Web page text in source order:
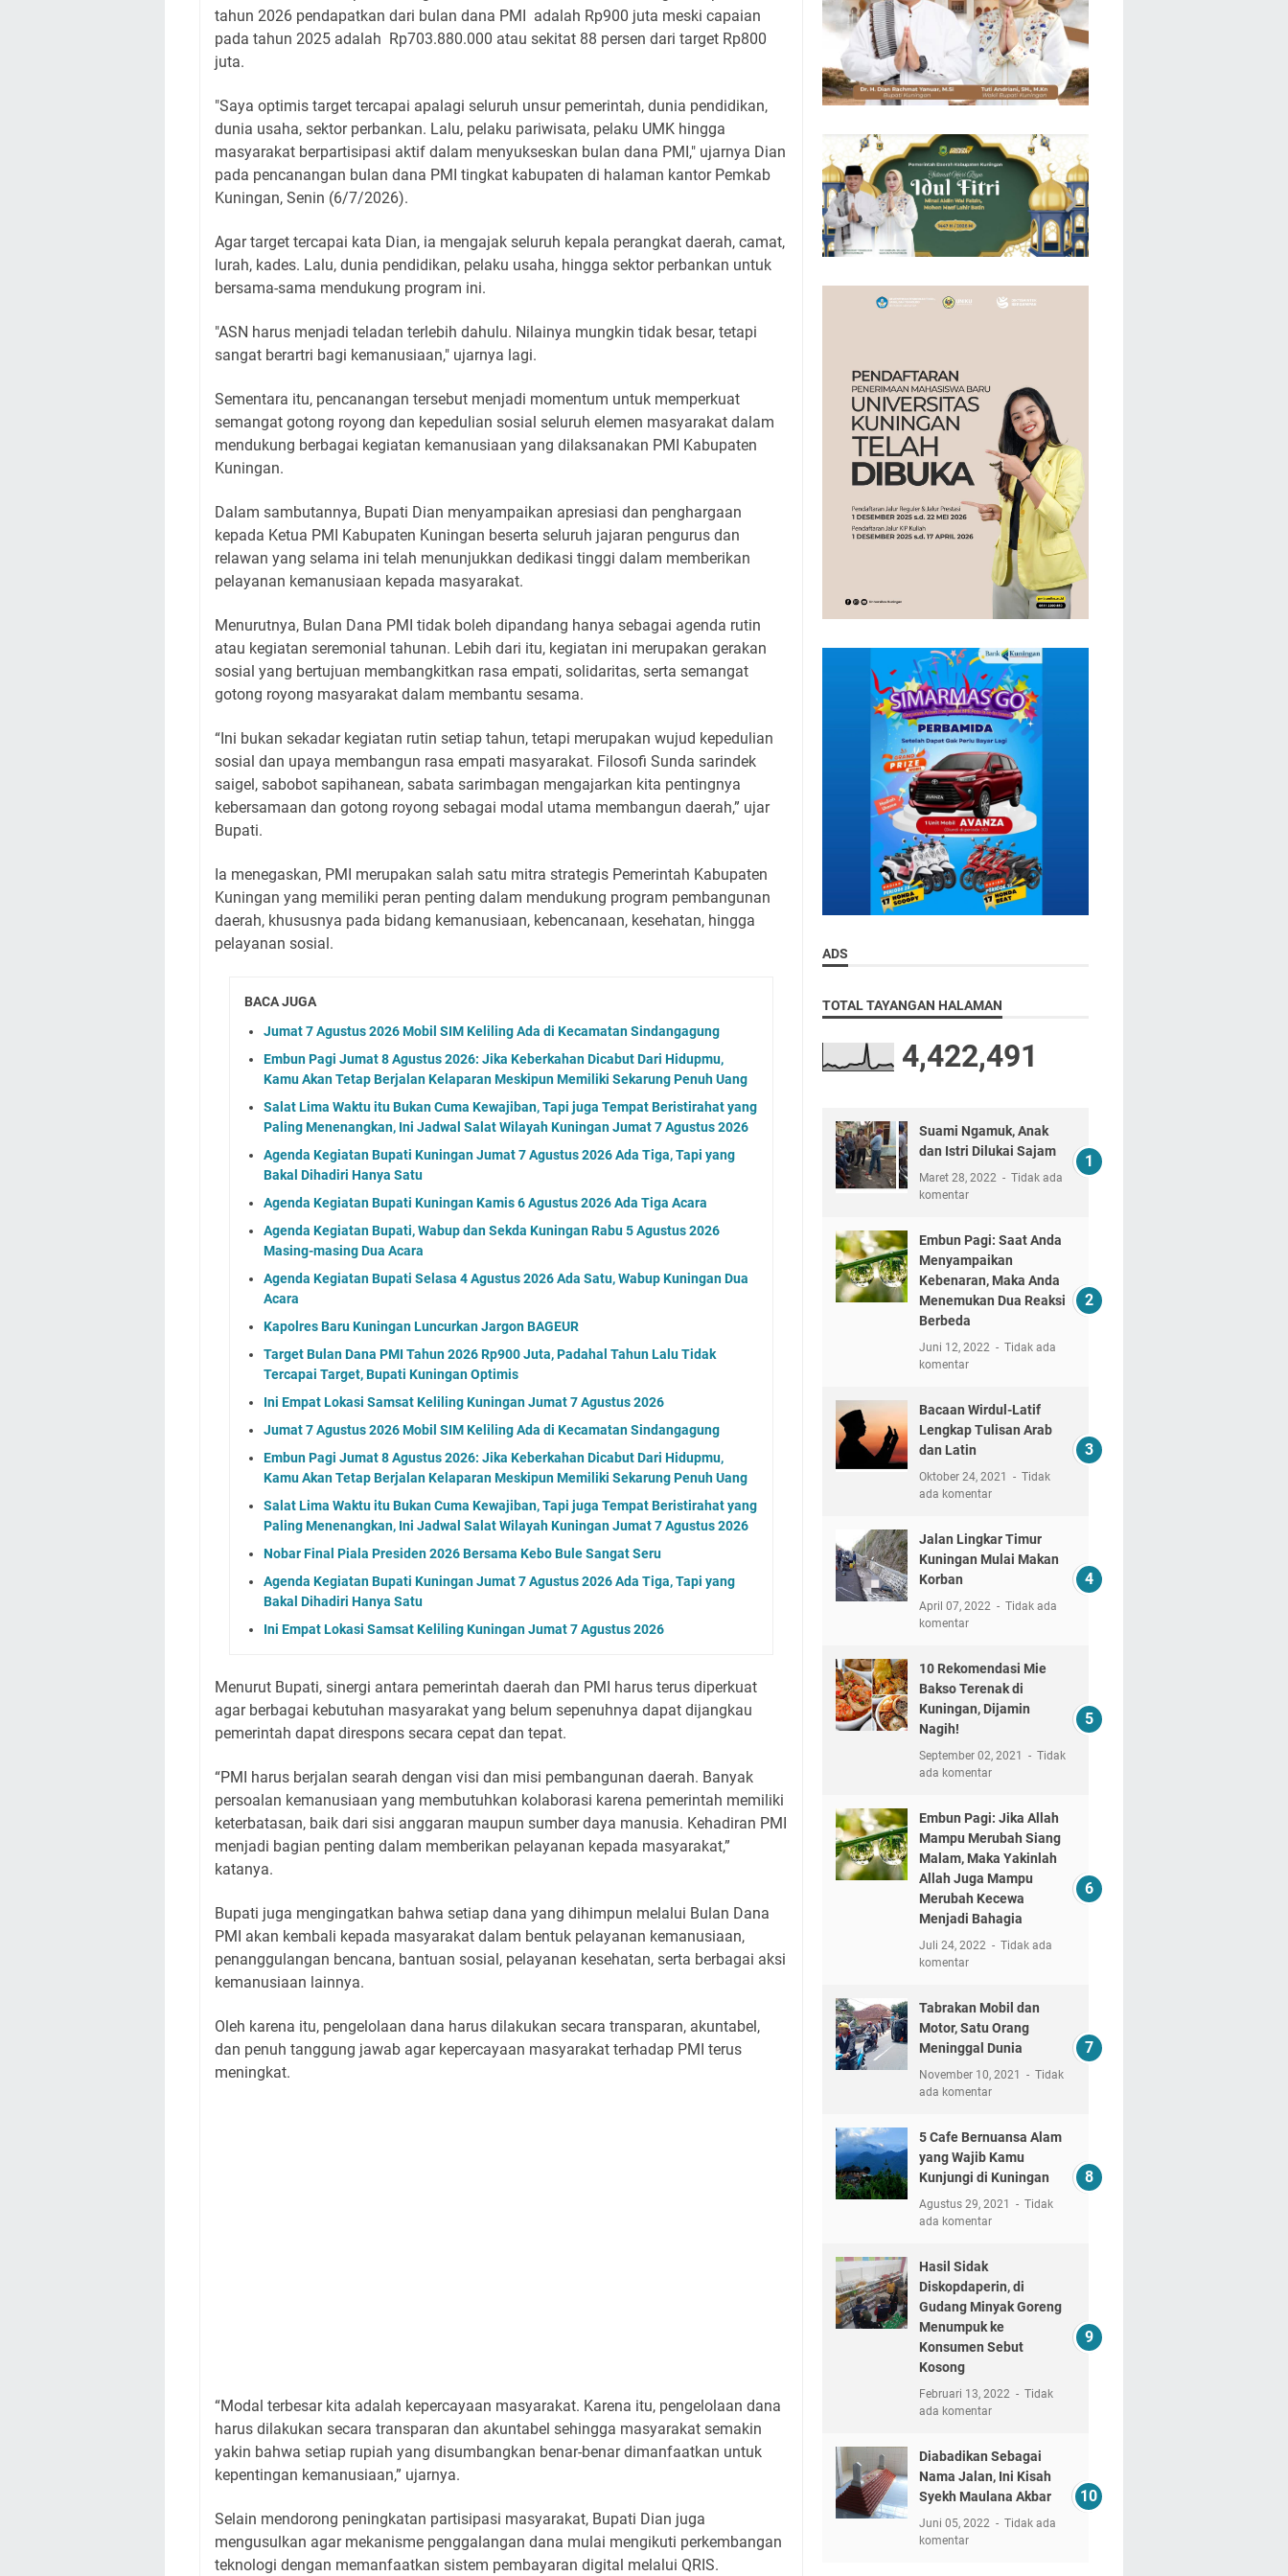
tahun 2026 pendapatkan dari bulan dana PMI adalah Rp900 juta meski capaian
pada tahun 2025 adalah Rp703.880.000 atau sekitat 88 persen dari target Rp800
juta.
"Saya optimis target tercapai apalagi seluruh unsur pemerintah, dunia pendidikan,
dunia usaha, sektor perbankan. Lalu, pelaku pariwisata, pelaku UMK hingga
masyarakat berpartisipasi aktif dalam menyukseskan bulan dana PMI," ujarnya Dian
pada pencanangan bulan dana PMI tingkat kabupaten di halaman kantor Pemkab
Kuningan, Senin (6/7/2026).
Agar target tercapai kata Dian, ia mengajak seluruh kepala perangkat daerah, camat,
lurah, kades. Lalu, dunia pendidikan, pelaku usaha, hingga sektor perbankan untuk
bersama-sama mendukung program ini.
"ASN harus menjadi teladan terlebih dahulu. Nilainya mungkin tidak besar, tetapi
sangat berartri bagi kemanusiaan," ujarnya lagi.
Sementara itu, pencanangan tersebut menjadi momentum untuk memperkuat
semangat gotong royong dan kepedulian sosial seluruh elemen masyarakat dalam
mendukung berbagai kegiatan kemanusiaan yang dilaksanakan PMI Kabupaten
Kuningan.
Dalam sambutannya, Bupati Dian menyampaikan apresiasi dan penghargaan
kepada Ketua PMI Kabupaten Kuningan beserta seluruh jajaran pengurus dan
relawan yang selama ini telah menunjukkan dedikasi tinggi dalam memberikan
pelayanan kemanusiaan kepada masyarakat.
Menurutnya, Bulan Dana PMI tidak boleh dipandang hanya sebagai agenda rutin
atau kegiatan seremonial tahunan. Lebih dari itu, kegiatan ini merupakan gerakan
sosial yang bertujuan membangkitkan rasa empati, solidaritas, serta semangat
gotong royong masyarakat dalam membantu sesama.
“Ini bukan sekadar kegiatan rutin setiap tahun, tetapi merupakan wujud kepedulian
sosial dan upaya membangun rasa empati masyarakat. Filosofi Sunda sarindek
saigel, sabobot sapihanean, sabata sarimbagan mengajarkan kita pentingnya
kebersamaan dan gotong royong sebagai modal utama membangun daerah,” ujar
Bupati.
Ia menegaskan, PMI merupakan salah satu mitra strategis Pemerintah Kabupaten
Kuningan yang memiliki peran penting dalam mendukung program pembangunan
daerah, khususnya pada bidang kemanusiaan, kebencanaan, kesehatan, hingga
pelayanan sosial.
BACA JUGA
Jumat 7 Agustus 2026 Mobil SIM Keliling Ada di Kecamatan Sindangagung
Embun Pagi Jumat 8 Agustus 2026: Jika Keberkahan Dicabut Dari Hidupmu,
Kamu Akan Tetap Berjalan Kelaparan Meskipun Memiliki Sekarung Penuh Uang
Salat Lima Waktu itu Bukan Cuma Kewajiban, Tapi juga Tempat Beristirahat yang
Paling Menenangkan, Ini Jadwal Salat Wilayah Kuningan Jumat 7 Agustus 2026
Agenda Kegiatan Bupati Kuningan Jumat 7 Agustus 2026 Ada Tiga, Tapi yang
Bakal Dihadiri Hanya Satu
Agenda Kegiatan Bupati Kuningan Kamis 6 Agustus 2026 Ada Tiga Acara
Agenda Kegiatan Bupati, Wabup dan Sekda Kuningan Rabu 5 Agustus 2026
Masing-masing Dua Acara
Agenda Kegiatan Bupati Selasa 4 Agustus 2026 Ada Satu, Wabup Kuningan Dua
Acara
Kapolres Baru Kuningan Luncurkan Jargon BAGEUR
Target Bulan Dana PMI Tahun 2026 Rp900 Juta, Padahal Tahun Lalu Tidak
Tercapai Target, Bupati Kuningan Optimis
Ini Empat Lokasi Samsat Keliling Kuningan Jumat 7 Agustus 2026
Jumat 7 Agustus 2026 Mobil SIM Keliling Ada di Kecamatan Sindangagung
Embun Pagi Jumat 8 Agustus 2026: Jika Keberkahan Dicabut Dari Hidupmu,
Kamu Akan Tetap Berjalan Kelaparan Meskipun Memiliki Sekarung Penuh Uang
Salat Lima Waktu itu Bukan Cuma Kewajiban, Tapi juga Tempat Beristirahat yang
Paling Menenangkan, Ini Jadwal Salat Wilayah Kuningan Jumat 7 Agustus 2026
Nobar Final Piala Presiden 2026 Bersama Kebo Bule Sangat Seru
Agenda Kegiatan Bupati Kuningan Jumat 7 Agustus 2026 Ada Tiga, Tapi yang
Bakal Dihadiri Hanya Satu
Ini Empat Lokasi Samsat Keliling Kuningan Jumat 7 Agustus 2026
Menurut Bupati, sinergi antara pemerintah daerah dan PMI harus terus diperkuat
agar berbagai kebutuhan masyarakat yang belum sepenuhnya dapat dijangkau
pemerintah dapat direspons secara cepat dan tepat.
“PMI harus berjalan searah dengan visi dan misi pembangunan daerah. Banyak
persoalan kemanusiaan yang membutuhkan kolaborasi karena pemerintah memiliki
keterbatasan, baik dari sisi anggaran maupun sumber daya manusia. Kehadiran PMI
menjadi bagian penting dalam memberikan pelayanan kepada masyarakat,”
katanya.
Bupati juga mengingatkan bahwa setiap dana yang dihimpun melalui Bulan Dana
PMI akan kembali kepada masyarakat dalam bentuk pelayanan kemanusiaan,
penanggulangan bencana, bantuan sosial, pelayanan kesehatan, serta berbagai aksi
kemanusiaan lainnya.
Oleh karena itu, pengelolaan dana harus dilakukan secara transparan, akuntabel,
dan penuh tanggung jawab agar kepercayaan masyarakat terhadap PMI terus
meningkat.
“Modal terbesar kita adalah kepercayaan masyarakat. Karena itu, pengelolaan dana
harus dilakukan secara transparan dan akuntabel sehingga masyarakat semakin
yakin bahwa setiap rupiah yang disumbangkan benar-benar dimanfaatkan untuk
kepentingan kemanusiaan,” ujarnya.
Selain mendorong peningkatan partisipasi masyarakat, Bupati Dian juga
mengusulkan agar mekanisme penggalangan dana mulai mengikuti perkembangan
teknologi dengan memanfaatkan sistem pembayaran digital melalui QRIS.
ADS
TOTAL TAYANGAN HALAMAN
4,422,491
Suami Ngamuk, Anak
dan Istri Dilukai Sajam
Maret 28, 2022
Tidak ada
komentar
Embun Pagi: Saat Anda
Menyampaikan
Kebenaran, Maka Anda
Menemukan Dua Reaksi
Berbeda
Juni 12, 2022
Tidak ada
komentar
Bacaan Wirdul-Latif
Lengkap Tulisan Arab
dan Latin
Oktober 24, 2021
Tidak
ada komentar
Jalan Lingkar Timur
Kuningan Mulai Makan
Korban
April 07, 2022
Tidak ada
komentar
10 Rekomendasi Mie
Bakso Terenak di
Kuningan, Dijamin
Nagih!
September 02, 2021
Tidak
ada komentar
Embun Pagi: Jika Allah
Mampu Merubah Siang
Malam, Maka Yakinlah
Allah Juga Mampu
Merubah Kecewa
Menjadi Bahagia
Juli 24, 2022
Tidak ada
komentar
Tabrakan Mobil dan
Motor, Satu Orang
Meninggal Dunia
November 10, 2021
Tidak
ada komentar
5 Cafe Bernuansa Alam
yang Wajib Kamu
Kunjungi di Kuningan
Agustus 29, 2021
Tidak
ada komentar
Hasil Sidak
Diskopdaperin, di
Gudang Minyak Goreng
Menumpuk ke
Konsumen Sebut
Kosong
Februari 13, 2022
Tidak
ada komentar
Diabadikan Sebagai
Nama Jalan, Ini Kisah
Syekh Maulana Akbar
Juni 05, 2022
Tidak ada
komentar